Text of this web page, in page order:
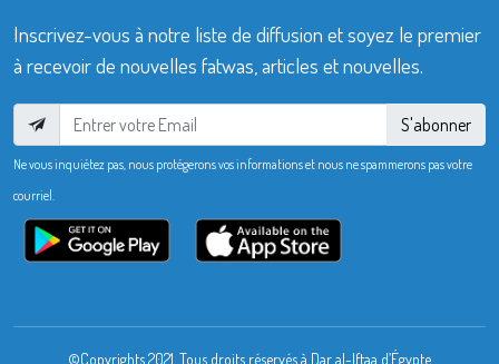
Inscrivez-vous à notre liste de diffusion et soyez le premier
à recevoir de nouvelles fatwas, articles et nouvelles.
S'abonner
Ne vous inquiétez pas, nous protégerons vos informations et nous ne spammerons pas votre
courriel.
©Copyrights 2021. Tous droits réservés à Dar al-Iftaa d’Égypte